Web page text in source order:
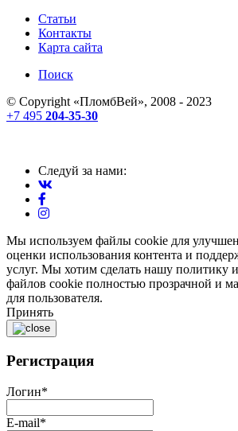
Статьи
Контакты
Карта сайта
Поиск
© Copyright «ПломбВей», 2008 - 2023
+7 495 204-35-30
Следуй за нами:
Мы используем файлы cookie для
оценки использования контента и
услуг. Мы хотим сделать нашу политику
файлов cookie полностью прозрачной и
для пользователя.
Принять
Регистрация
Логин*
E-mail*